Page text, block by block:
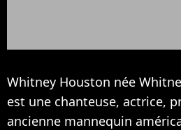
Whitney Houston née
est une chanteuse, actrice,
ancienne mannequin